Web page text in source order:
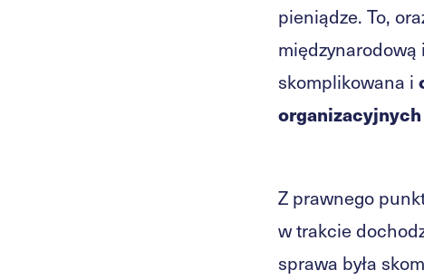
pieniądze. To,
międzynarodową
skomplikowana i
Z prawnego
w trakcie
sprawa była